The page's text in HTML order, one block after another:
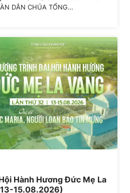
DÂN CHÚA TỔNG…
Hành Hương Đức Mẹ La
15.08.2026)